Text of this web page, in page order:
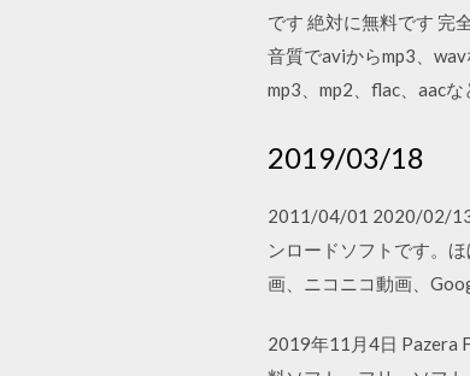
です 絶対に無料です 完
音質でaviからmp3、
mp3、mp2、flac、aac
2019/03/18
2011/04/01 2020/02/13
ンロードソフトです。
画、ニコニコ動画、
2019年11月4日 Pazera